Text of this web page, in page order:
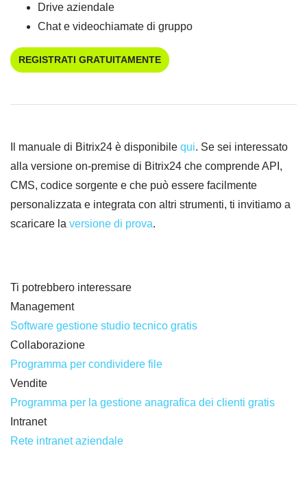
Drive aziendale
Chat e videochiamate di gruppo
REGISTRATI GRATUITAMENTE
Il manuale di Bitrix24 è disponibile qui. Se sei interessato
alla versione on-premise di Bitrix24 che comprende API,
CMS, codice sorgente e che può essere facilmente
personalizzata e integrata con altri strumenti, ti invitiamo a
scaricare la versione di prova.
Ti potrebbero interessare
Management
Software gestione studio tecnico gratis
Collaborazione
Programma per condividere file
Vendite
Programma per la gestione anagrafica dei clienti gratis
Intranet
Rete intranet aziendale